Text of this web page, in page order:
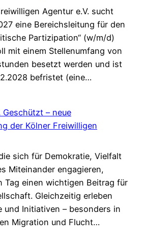
Agentur e.V. sucht
eine Bereichsleitung für den
Partizipation“ (w/m/d)
mit einem Stellenumfang von
besetzt werden und ist
befristet (eine…
u
h
e
n
V
e
r
Geschützt – neue
der Kölner Freiwilligen
sich für Demokratie, Vielfalt
Miteinander engagieren,
Tag einen wichtigen Beitrag für
Gleichzeitig erleben
und Initiativen – besonders in
Migration und Flucht…